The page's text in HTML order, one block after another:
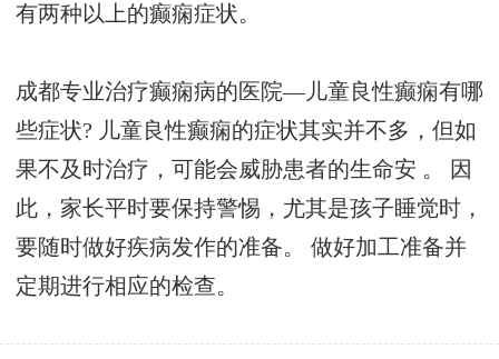
有两种以上的癫痫症状。
成都专业治疗癫痫病的医院—儿童良性癫痫有哪
些症状? 儿童良性癫痫的症状其实并不多，但如
果不及时治疗，可能会威胁患者的生命安 。 因
此，家长平时要保持警惕，尤其是孩子睡觉时，
要随时做好疾病发作的准备。 做好加工准备并
定期进行相应的检查。